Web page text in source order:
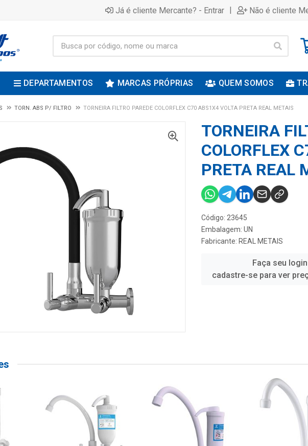
Já é cliente Mercante? - Entrar | Não é cliente
DEPARTAMENTOS MARCAS PRÓPRIAS QUEM SOMOS
TORN. ABS P/ FILTRO TORNEIRA FILTRO PAREDE COLORFLEX C70 ABS1X4 VOLTA PRETA REAL METAIS
TORNEIRA
COLORFLEX
PRETA REAL
Código: 23645
Embalagem: UN
Fabricante: REAL METAIS
Faça seu
cadastre-se para ver